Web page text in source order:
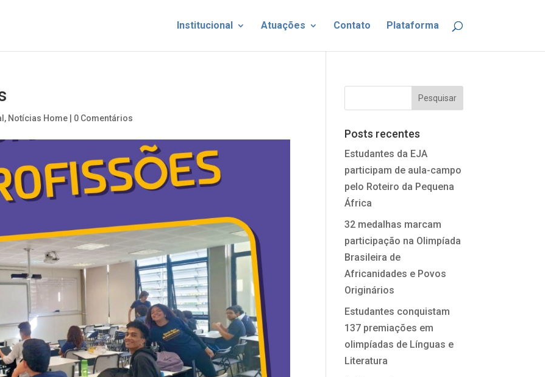
Institucional Atuações Contato Plataforma
, Notícias Home 0 Comentários
Posts recentes
Estudantes da EJA
participam de aula-campo
pelo Roteiro da Pequena
África
32 medalhas marcam
participação na Olimpíada
Brasileira de
Africanidades e Povos
Originários
Estudantes conquistam
137 premiações em
olimpíadas de Línguas e
Literatura